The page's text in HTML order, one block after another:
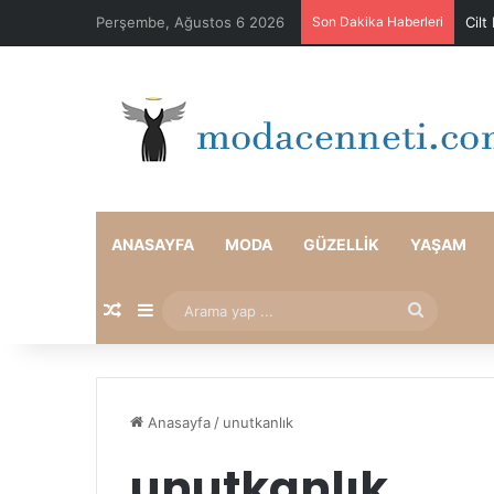
Perşembe, Ağustos 6 2026 Son Dakika Haberleri Cilt
ANASAYFA MODA GÜZELLIK YAŞAM
Rastgele Makale
Kenar Bölmesi
yap
Anasayfa / unutkanlık